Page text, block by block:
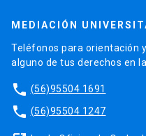
MEDIACIÓN
Teléfonos para orientación
alguno de tus derechos en
phone (56)95504 1691
phone (56)95504 1247